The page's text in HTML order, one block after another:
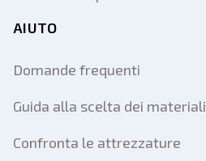
AIUTO
Domande frequenti
Guida alla scelta dei materiali
Confronta le attrezzature